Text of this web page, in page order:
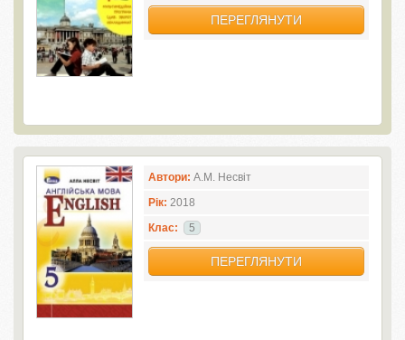
ПЕРЕГЛЯНУТИ
Автори: А.М. Несвіт
Рік: 2018
Клас:
5
ПЕРЕГЛЯНУТИ